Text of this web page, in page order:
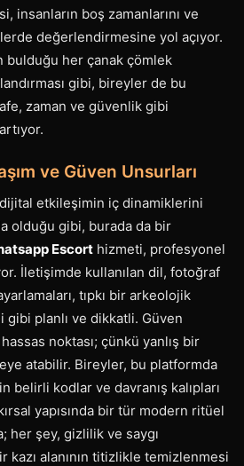
insanların boş zamanlarını ve
değerlendirmesine yol açıyor.
bulduğu her çanak çömlek
gibi, bireyler de bu
zaman ve güvenlik gibi
ve Güven Unsurları
etkileşimin iç dinamiklerini
olduğu gibi, burada da bir
Escort hizmeti, profesyonel
İletişimde kullanılan dil, fotoğraf
tıpkı bir arkeolojik
gibi planlı ve dikkatli. Güven
noktası; çünkü yanlış bir
atabilir. Bireyler, bu platformda
belirli kodlar ve davranış kalıpları
yapısında bir tür modern ritüel
her şey, gizlilik ve saygı
kazı alanının titizlikle temizlenmesi